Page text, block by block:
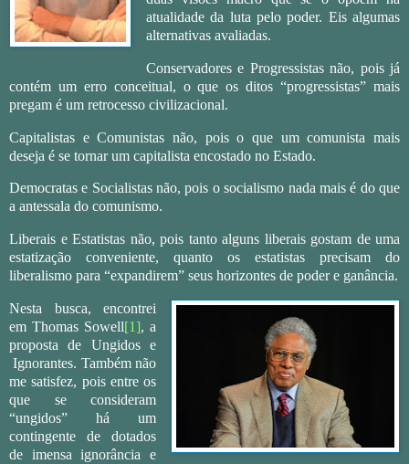
atualidade da luta pelo poder. Eis algumas
alternativas avaliadas.
Conservadores e Progressistas não, pois já
contém um erro conceitual, o que os ditos “progressistas” mais
pregam é um retrocesso civilizacional.
Capitalistas e Comunistas não, pois o que um comunista mais
deseja é se tornar um capitalista encostado no Estado.
Democratas e Socialistas não, pois o socialismo nada mais é do que
a antessala do comunismo.
Liberais e Estatistas não, pois tanto alguns liberais gostam de uma
estatização conveniente, quanto os estatistas precisam do
liberalismo para “expandirem” seus horizontes de poder e ganância.
Nesta busca, encontrei
em Thomas Sowell[1], a
proposta de Ungidos e
Ignorantes. Também não
me satisfez, pois entre os
que se consideram
“ungidos” há um
contingente de dotados
de imensa ignorância e